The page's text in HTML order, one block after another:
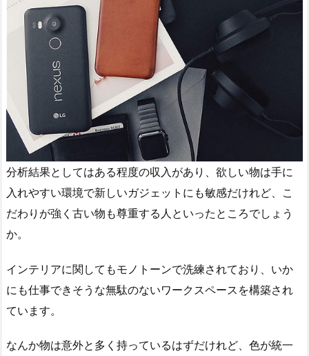
分析結果としてはある程度の収入があり、欲しい物は手に
入れやすい環境で新しいガジェットにも敏感だけれど、こ
だわりが強く古い物も尊重する人といったところでしょう
か。
インテリアに関してもモノトーンで洗練されており、いか
にも仕事できそうな無駄のないワークスペースを構築され
ています。
なんか物は意外と多く持っているはずだけれど、色が統一